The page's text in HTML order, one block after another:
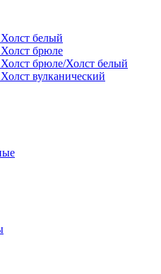
белый
брюле
брюле/Холст белый
вулканический